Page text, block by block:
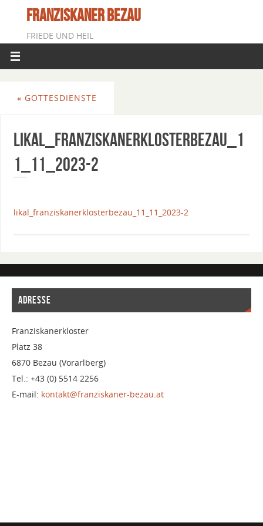
FRANZISKANER BEZAU
FRIEDE UND HEIL
« GOTTESDIENSTE
Likal_FranziskanerklosterBezau_1
1_11_2023-2
likal_franziskanerklosterbezau_11_11_2023-2
ADRESSE
Franziskanerkloster
Platz 38
6870 Bezau (Vorarlberg)
Tel.: +43 (0) 5514 2256
E-mail: kontakt@franziskaner-bezau.at